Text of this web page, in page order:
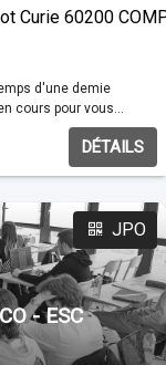
Curie 60200
d'une demie
DÉTAILS
JPO
- ESC